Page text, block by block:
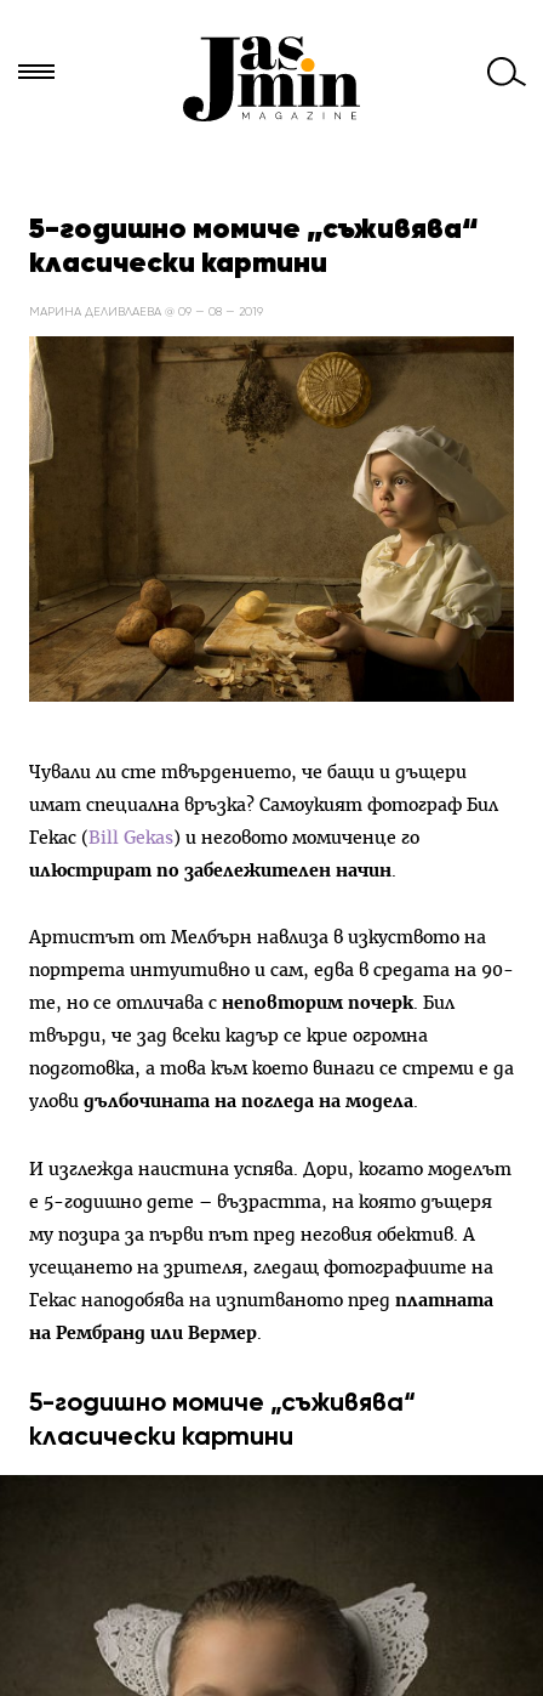
за:5-годишно момиче „съживява“
класически картини
МАРИНА ДЕЛИВЛАЕВА @ 09 — 08 — 2019
Чували ли сте твърдението, че бащи и дъщери
имат специална връзка? Самоукият фотограф Бил
Гекас (Bill Gekas) и неговото момиченце го
илюстрират по забележителен начин
Артистът от Мелбърн навлиза в изкуството на
портрета интуитивно и сам, едва в средата на 90-
те, но се отличава с неповторим почерк. Бил
твърди, че зад всеки кадър се крие огромна
подготовка, а това към което винаги се стреми е да
улови дълбочината на погледа на модела.
И изглежда наистина успява. Дори, когато моделът
е 5-годишно дете – възрастта, на която дъщеря
му позира за първи път пред неговия обектив. А
усещането на зрителя, гледащ фотографиите на
Гекас наподобява на изпитваното пред платната
на Рембранд или Вермер.
5-годишно момиче „съживява“
класически картини